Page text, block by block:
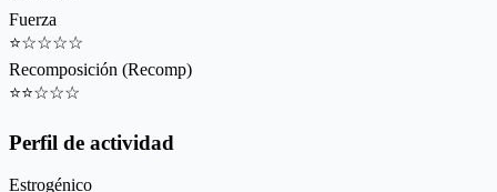
Fuerza
⭐☆☆☆☆
Recomposición (Recomp)
⭐⭐☆☆☆
Perfil de actividad
Estrogénico